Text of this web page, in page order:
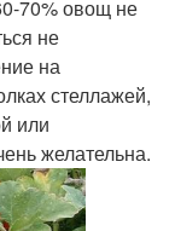
70% овощ не
не
на
стеллажей,
или
желательна.